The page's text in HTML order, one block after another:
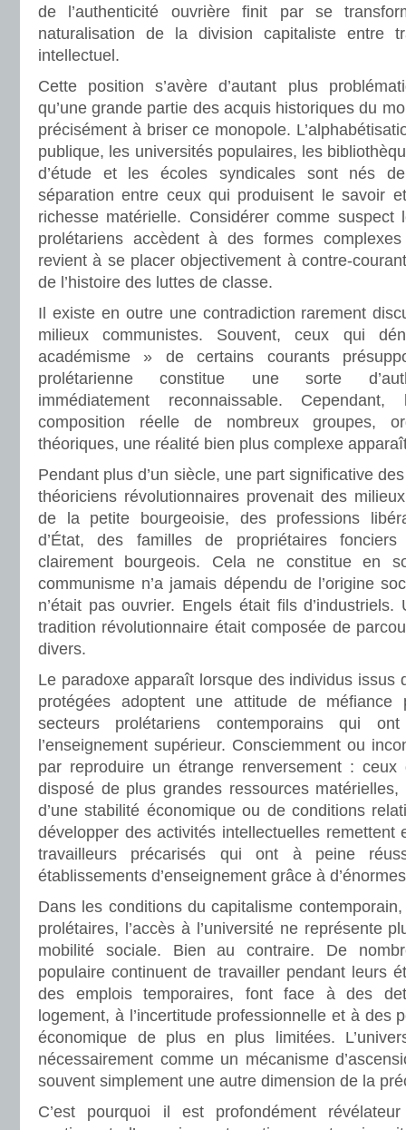
de l’authenticité ouvrière finit par se
naturalisation de la division capitaliste entre
intellectuel.
Cette position s’avère d’autant plus
qu’une grande partie des acquis historiques du
précisément à briser ce monopole.
publique, les universités populaires, les
d’étude et les écoles syndicales sont nés
séparation entre ceux qui produisent le savoir
richesse matérielle. Considérer comme
prolétariens accèdent à des formes complexes
revient à se placer objectivement à contre-
de l’histoire des luttes de classe.
Il existe en outre une contradiction rarement
milieux communistes. Souvent, ceux qui
académisme » de certains courants
prolétarienne constitue une sorte
immédiatement reconnaissable.
composition réelle de nombreux groupes,
théoriques, une réalité bien plus complexe
Pendant plus d’un siècle, une part significative
théoriciens révolutionnaires provenait des
de la petite bourgeoisie, des professions
d’État, des familles de propriétaires
clairement bourgeois. Cela ne constitue en
communisme n’a jamais dépendu de l’origine
n’était pas ouvrier. Engels était fils
tradition révolutionnaire était composée de
divers.
Le paradoxe apparaît lorsque des individus issus
protégées adoptent une attitude de méfiance
secteurs prolétariens contemporains qui
l’enseignement supérieur. Consciemment ou
par reproduire un étrange renversement : ceux
disposé de plus grandes ressources matérielles,
d’une stabilité économique ou de conditions
développer des activités intellectuelles remettent
travailleurs précarisés qui ont à peine
établissements d’enseignement grâce à
Dans les conditions du capitalisme
prolétaires, l’accès à l’université ne représente
mobilité sociale. Bien au contraire. De
populaire continuent de travailler pendant leurs
des emplois temporaires, font face à des
logement, à l’incertitude professionnelle et à des
économique de plus en plus limitées.
nécessairement comme un mécanisme
souvent simplement une autre dimension de la
C’est pourquoi il est profondément